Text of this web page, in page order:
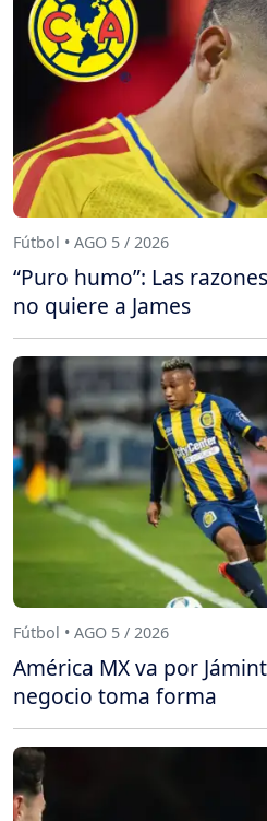
Fútbol • AGO 5 / 2026
“Puro humo”: Las
no quiere a James
Fútbol • AGO 5 / 2026
América MX va por
negocio toma forma